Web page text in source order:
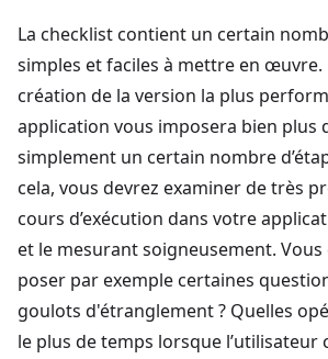
La checklist contient un certain
simples et faciles à mettre en œuvre.
création de la version la plus
application vous imposera bien plus
simplement un certain nombre
cela, vous devrez examiner de très
cours d’exécution dans votre
et le mesurant soigneusement. Vous
poser par exemple certaines
goulots d'étranglement ? Quelles
le plus de temps lorsque l’utilisateur